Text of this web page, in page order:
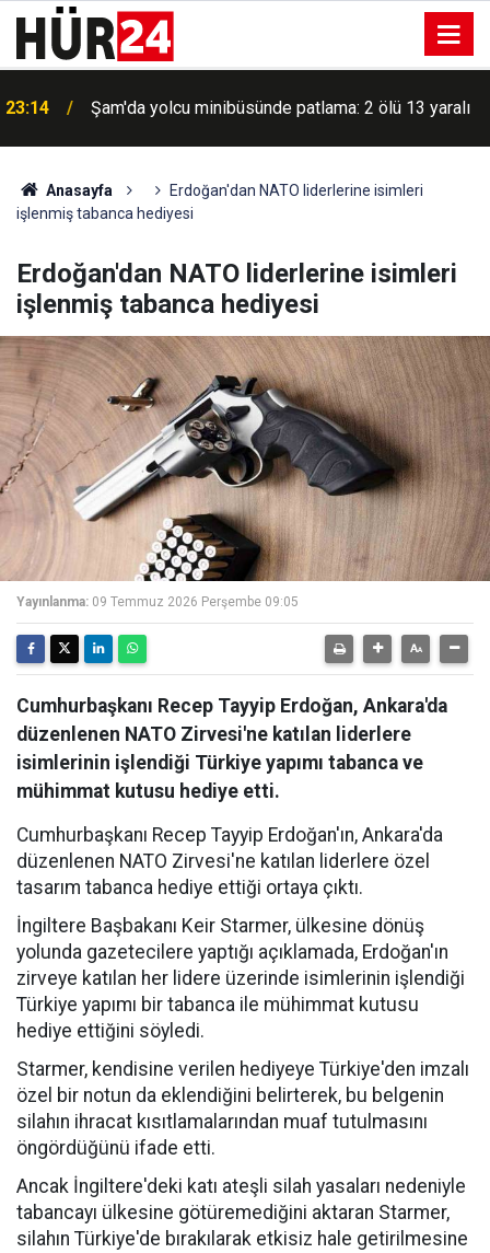
23:14 Şam'da yolcu minibüsünde patlama: 2 ölü 13 yaralı
Anasayfa
Erdoğan'dan NATO liderlerine isimleri
işlenmiş tabanca hediyesi
Erdoğan'dan NATO liderlerine isimleri
işlenmiş tabanca hediyesi
Yayınlanma: 09 Temmuz 2026 Perşembe 09:05
Cumhurbaşkanı Recep Tayyip Erdoğan, Ankara'da
düzenlenen NATO Zirvesi'ne katılan liderlere
isimlerinin işlendiği Türkiye yapımı tabanca ve
mühimmat kutusu hediye etti.
Cumhurbaşkanı Recep Tayyip Erdoğan'ın, Ankara'da
düzenlenen NATO Zirvesi'ne katılan liderlere özel
tasarım tabanca hediye ettiği ortaya çıktı.
İngiltere Başbakanı Keir Starmer, ülkesine dönüş
yolunda gazetecilere yaptığı açıklamada, Erdoğan'ın
zirveye katılan her lidere üzerinde isimlerinin işlendiği
Türkiye yapımı bir tabanca ile mühimmat kutusu
hediye ettiğini söyledi.
Starmer, kendisine verilen hediyeye Türkiye'den imzalı
özel bir notun da eklendiğini belirterek, bu belgenin
silahın ihracat kısıtlamalarından muaf tutulmasını
öngördüğünü ifade etti.
Ancak İngiltere'deki katı ateşli silah yasaları nedeniyle
tabancayı ülkesine götüremediğini aktaran Starmer,
silahın Türkiye'de bırakılarak etkisiz hale getirilmesine